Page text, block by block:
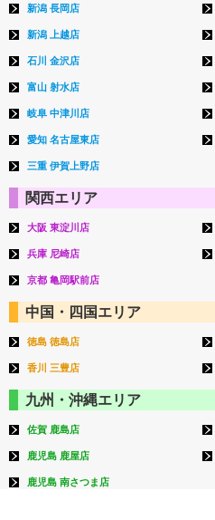
新潟 長岡店
新潟 上越店
石川 金沢店
富山 射水店
岐阜 中津川店
愛知 名古屋東店
三重 伊賀上野店
関西エリア
大阪 東淀川店
兵庫 尼崎店
京都 亀岡駅前店
中国・四国エリア
徳島 徳島店
香川 三豊店
九州・沖縄エリア
佐賀 鹿島店
鹿児島 鹿屋店
鹿児島 南さつま店